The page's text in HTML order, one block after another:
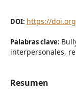
DOI: https://
Palabras clave:
interpersonales,
Resumen